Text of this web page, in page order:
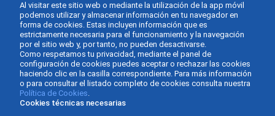
Al visitar este sitio web o mediante la utilización de la app móvil
podemos utilizar y almacenar información en tu navegador en
forma de cookies. Estas incluyen información que es
estrictamente necesaria para el funcionamiento y la navegación
por el sitio web y, por tanto, no pueden desactivarse.
Como respetamos tu privacidad, mediante el panel de
configuración de cookies puedes aceptar o rechazar las cookies
haciendo clic en la casilla correspondiente. Para más información
o para consultar el listado completo de cookies consulta nuestra
Política de Cookies.
Cookies técnicas necesarias